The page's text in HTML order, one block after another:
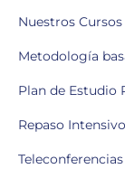
Nuestros Cursos
Metodología
Plan de Estudio
Repaso
Teleconferencias